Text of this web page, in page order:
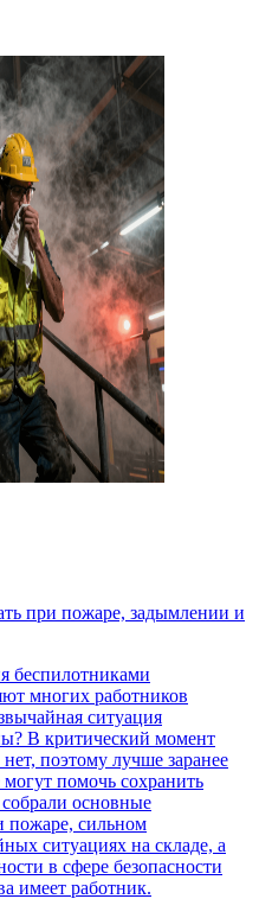
при пожаре, задымлении и
беспилотниками
многих работников
ситуация
В критический момент
поэтому лучше заранее
помочь сохранить
основные
пожаре, сильном
ситуациях на складе, а
в сфере безопасности
имеет работник.